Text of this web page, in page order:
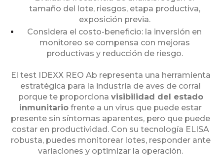
tamaño del lote, riesgos, etapa productiva,
exposición previa.
Considera el costo-beneficio: la inversión en
monitoreo se compensa con mejoras
productivas y reducción de riesgo.
El test IDEXX REO Ab representa una herramienta
estratégica para la industria de aves de corral
porque te proporciona visibilidad del estado
inmunitario frente a un virus que puede estar
presente sin síntomas aparentes, pero que puede
costar en productividad. Con su tecnología ELISA
robusta, puedes monitorear lotes, responder ante
variaciones y optimizar la operación.